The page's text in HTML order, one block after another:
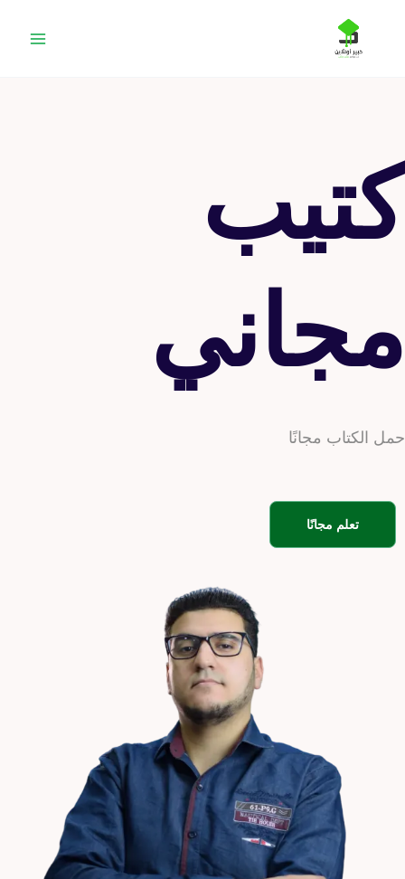
كتيب
مجاني
حمل الكتاب مجانًا
تعلم مجانًا